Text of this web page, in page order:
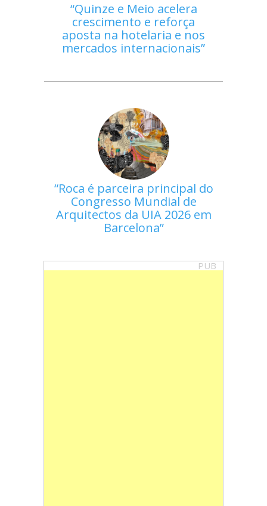
Quinze e Meio acelera
crescimento e reforça
aposta na hotelaria e nos
mercados internacionais
Roca é parceira principal do
Congresso Mundial de
Arquitectos da UIA 2026 em
Barcelona
PUB